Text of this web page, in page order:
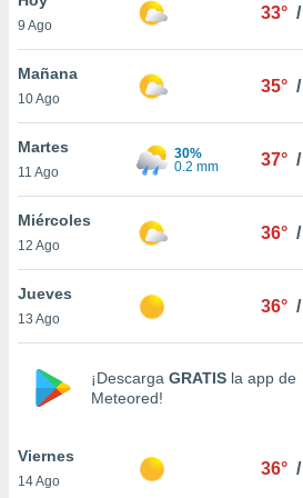
en
más
nuestra
de
aceptar
de
9 Ago
33° /
Mañana
10 Ago
35° /
Martes
11 Ago
30%
0.2 mm
37° /
Miércoles
12 Ago
36° /
Jueves
13 Ago
36° /
¡Descarga GRATIS la app de
Meteored!
Viernes
14 Ago
36° /